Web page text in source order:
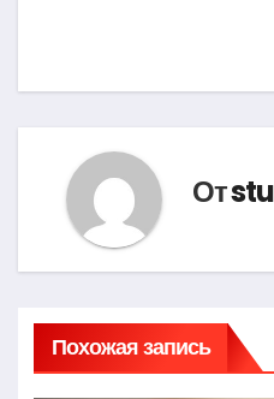
От
Похожая запись